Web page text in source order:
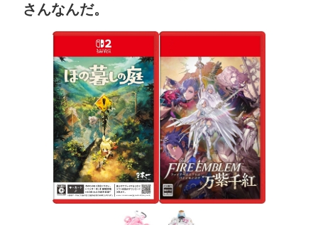
さんなんだ。